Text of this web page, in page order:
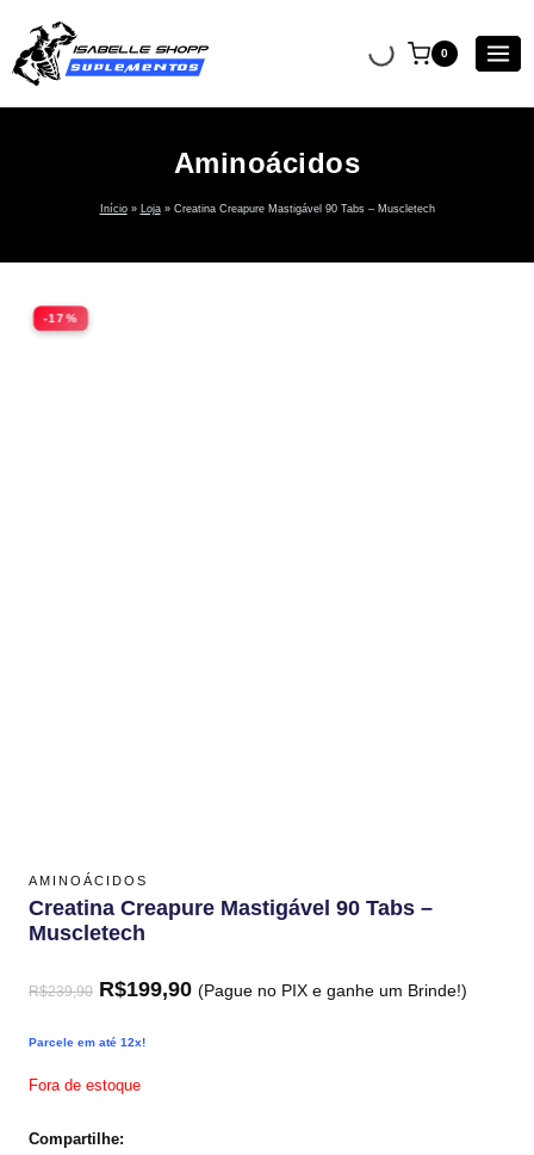
0
Aminoácidos
Início» Loja» Creatina Creapure Mastigável 90 Tabs – Muscletech
-17%
AMINOÁCIDOS
Creatina Creapure Mastigável 90 Tabs –
Muscletech
R$239,90 R$199,90 (Pague no PIX e ganhe um Brinde!)
Parcele em até 12x!
Fora de estoque
Compartilhe: